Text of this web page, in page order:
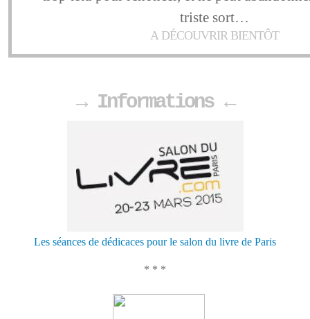
triste sort…
A DÉCOUVRIR BIENTÔT
→ Informations ←
Les séances de dédicaces pour le salon du livre de Paris
* * *